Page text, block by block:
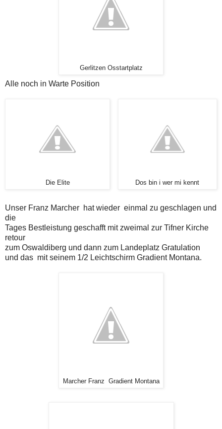
Gerlitzen Osstartplatz
Alle noch in Warte Position
Die Elite Dos bin i wer mi kennt
Unser Franz Marcher hat wieder einmal zu geschlagen und
die
Tages Bestleistung geschafft mit zweimal zur Tifner Kirche
retour
zum Oswaldiberg und dann zum Landeplatz Gratulation
und das mit seinem 1/2 Leichtschirm Gradient Montana.
Marcher Franz Gradient Montana